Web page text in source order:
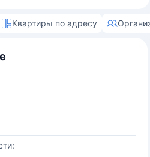
Квартиры по адресу